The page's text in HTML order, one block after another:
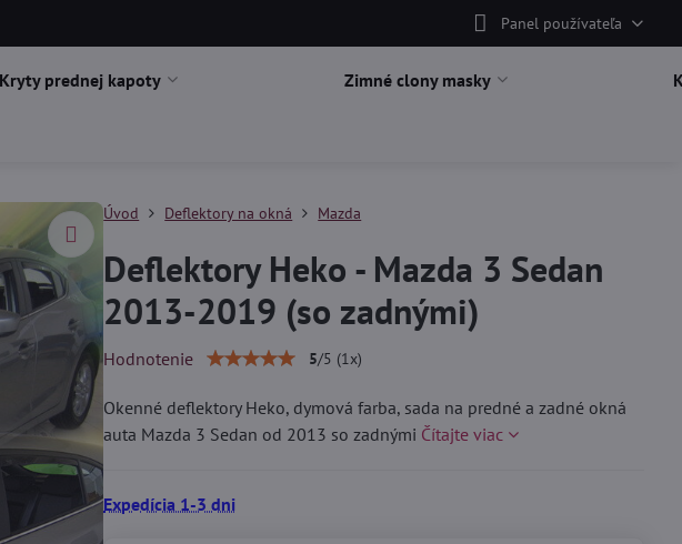
Panel používateľa
Kryty prednej kapoty Zimné clony masky
Úvod Deflektory na okná Mazda
Deflektory Heko - Mazda 3 Sedan
2013-2019 (so zadnými)
Hodnotenie 5/5 (1x)
Okenné deflektory Heko, dymová farba, sada na predné a zadné okná
auta Mazda 3 Sedan od 2013 so zadnými Čítajte viac
Expedícia 1-3 dni